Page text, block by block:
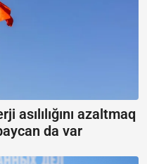
asılılığını azaltmaq
da var